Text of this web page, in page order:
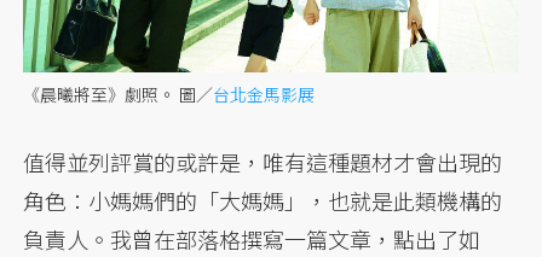
《晨曦將至》劇照。 圖／台北金馬影展
值得並列評賞的或許是，唯有這種題材才會出現的
角色：小媽媽們的「大媽媽」，也就是此類機構的
負責人。我曾在部落格撰寫一篇文章，點出了如